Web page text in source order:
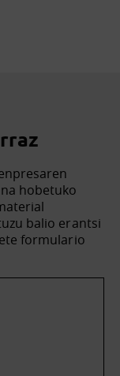
hobetuko
balio erantsi
formulario